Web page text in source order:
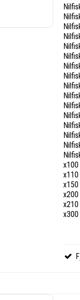
x100
x110
x150
x200
x210
x300